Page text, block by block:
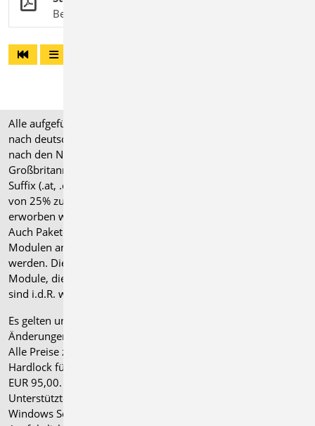
Bearbeitung und Verwaltung des Strukturmodells
Alle aufgeführten Preise verstehen sich für Module/Pakete
nach deutschen Normgrundlagen (".de"). Module, die auch
nach den Normen für Österreich, Schweiz, Italien und
Großbritannien verfügbar sind, tragen ein entsprechendes
Suffix (.at, .ch, .it bzw. .uk) und können gegen einen Aufpreis
von 25% zusammen mit dem jeweiligen ".de"-Modul
erworben werden.
Auch Pakete können gegen einen Aufpreis von 25% mit
Modulen anderer Normen (.at, .ch, .it bzw. .uk) erweitert
werden. Die Paketerweiterung umfasst alle entsprechenden
Module, die zum Zeitpunkt des Kaufs verfügbar sind. Das
sind i.d.R. weniger Module als nach deutscher Norm.
Es gelten unsere
Änderungen und Irrtümer vorbehalten.
Alle Preise zzgl. Versandkosten und gesetzlicher MwSt.
Hardlock für Einzelplatzlizenz, je Arbeitsplatz erforderlich
EUR 95,00. Folgelizenz-/Netzwerkbedingungen auf Anfrage.
Unterstützte Betriebssysteme: Windows
Windows Server 2025 mit Windows Terminal Server.